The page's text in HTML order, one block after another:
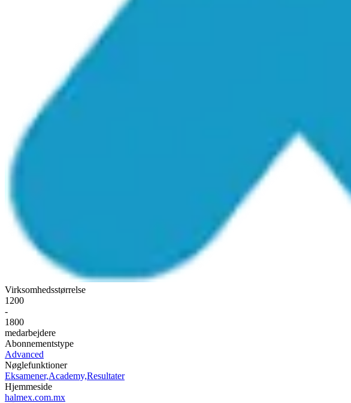
Virksomhedsstørrelse
1200
-
1800
medarbejdere
Abonnementstype
Advanced
Nøglefunktioner
Eksamener,Academy,Resultater
Hjemmeside
halmex.com.mx